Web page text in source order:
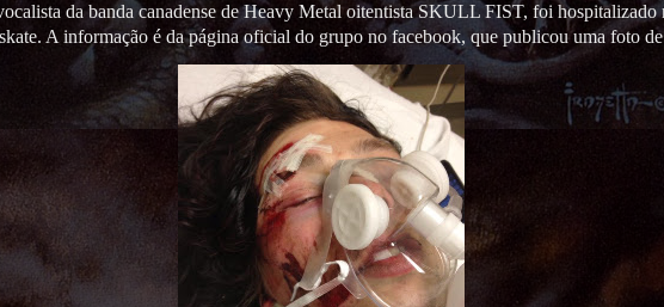
da banda canadense de Heavy Metal oitentista SKULL FIST, foi
A informação é da página oficial do grupo no facebook, que publicou uma foto